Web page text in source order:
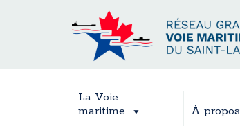
La Voie
maritime
À propos